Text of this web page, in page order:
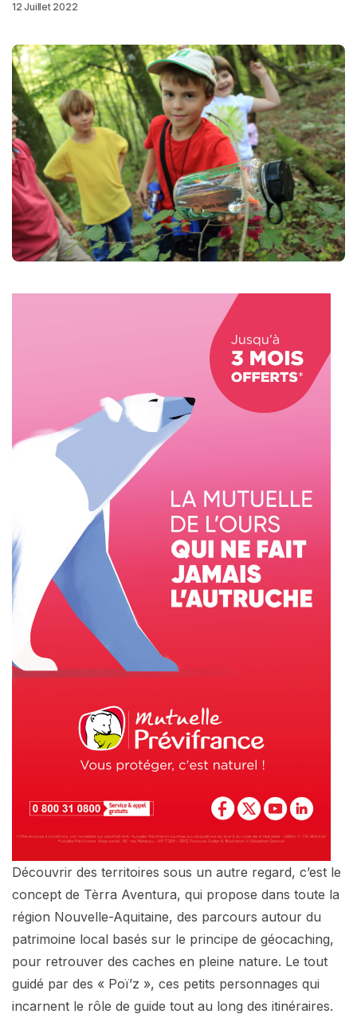
12 Juillet 2022
Découvrir des territoires sous un autre regard, c’est le
concept de Tèrra Aventura, qui propose dans toute la
région Nouvelle-Aquitaine, des parcours autour du
patrimoine local basés sur le principe de géocaching,
pour retrouver des caches en pleine nature. Le tout
guidé par des « Poï’z », ces petits personnages qui
incarnent le rôle de guide tout au long des itinéraires.